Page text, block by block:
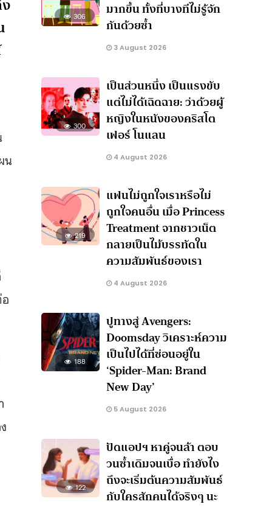
น
306
มากขึ้น ทั้งที่บางทีไม่รู้จัก
กันด้วยซ้ำ
3 August 2026
300
เป็นส่วนหนึ่ง เป็นแรงขับ
แต่ไม่ได้เฉิดฉาย: ว่าด้วยผู้
หญิงในหนังของคริสโต
เฟอร์ โนแลน
4 August 2026
219
แฟนไม่ถูกใจเราหรือไม่
ถูกใจคนอื่น เมื่อ Princess
Treatment จากชาวเน็ต
กลายเป็นไม้บรรทัดใน
ความสัมพันธ์ของเรา
4 August 2026
188
ปูทางสู่ Avengers:
Doomsday วิเคราะห์ความ
เป็นไปได้ที่ซ่อนอยู่ใน
‘Spider-Man: Brand
New Day’
5 August 2026
122
ปัดแอปฯ หาคู่จนล้า ตอบ
วนซ้ำเดิมจนเบื่อ ทำยังไง
ถึงจะเริ่มต้นความสัมพันธ์
กับใครสักคนได้จริงๆ นะ